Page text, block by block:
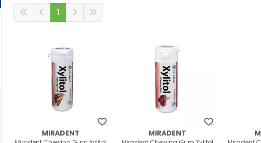
1
MIRADENT MIRADENT